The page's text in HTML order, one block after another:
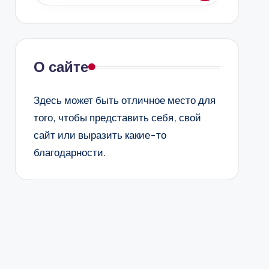
О сайте
Здесь может быть отличное место для
того, чтобы представить себя, свой
сайт или выразить какие-то
благодарности.